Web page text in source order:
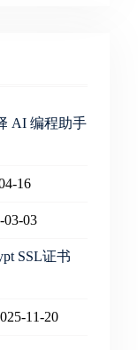
AI 编程助手
16
03-03
SSL证书
11-20